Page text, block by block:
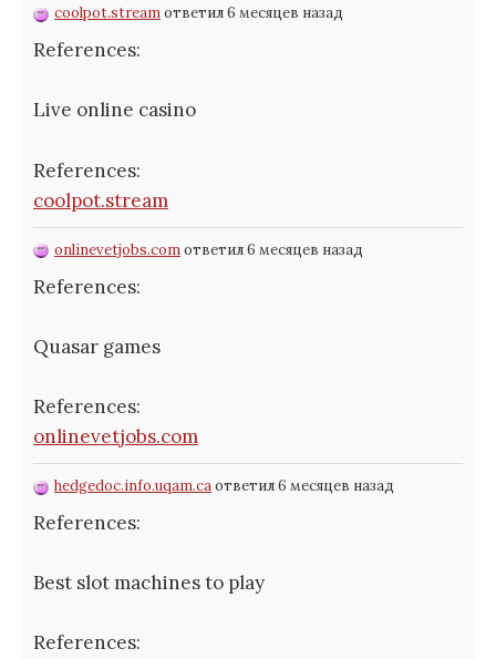
coolpot.streamответил 6 месяцев назад
References:
Live online casino
References:
coolpot.stream
onlinevetjobs.comответил 6 месяцев назад
References:
Quasar games
References:
onlinevetjobs.com
hedgedoc.info.uqam.caответил 6 месяцев назад
References:
Best slot machines to play
References: